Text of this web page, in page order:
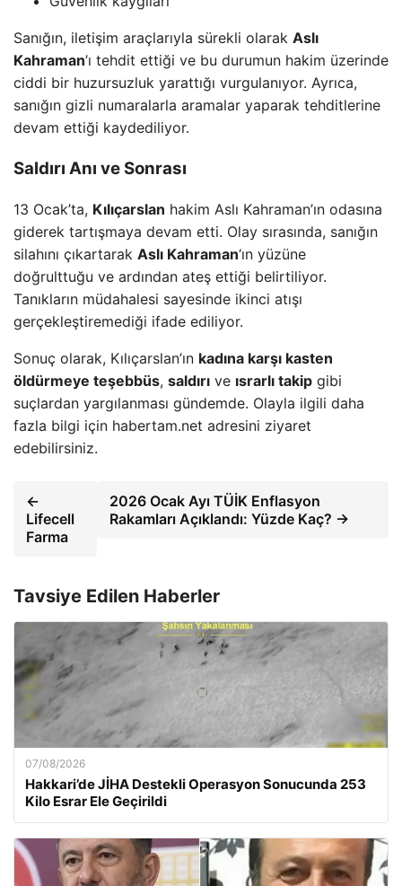
Sanığın, iletişim araçlarıyla sürekli olarak Aslı
Kahraman’ı tehdit ettiği ve bu durumun hakim üzerinde
ciddi bir huzursuzluk yarattığı vurgulanıyor. Ayrıca,
sanığın gizli numaralarla aramalar yaparak tehditlerine
devam ettiği kaydediliyor.
Saldırı Anı ve Sonrası
13 Ocak’ta, Kılıçarslan hakim Aslı Kahraman’ın odasına
giderek tartışmaya devam etti. Olay sırasında, sanığın
silahını çıkartarak Aslı Kahraman‘ın yüzüne
doğrulttuğu ve ardından ateş ettiği belirtiliyor.
Tanıkların müdahalesi sayesinde ikinci atışı
gerçekleştiremediği ifade ediliyor.
Sonuç olarak, Kılıçarslan’ın kadına karşı kasten
öldürmeye teşebbüs, saldırı ve ısrarlı takip gibi
suçlardan yargılanması gündemde. Olayla ilgili daha
fazla bilgi için habertam.net adresini ziyaret
edebilirsiniz.
←
Lifecell
Farma
2026 Ocak Ayı TÜİK Enflasyon
Rakamları Açıklandı: Yüzde Kaç? →
Tavsiye Edilen Haberler
07/08/2026
Hakkari’de JİHA Destekli Operasyon Sonucunda 253
Kilo Esrar Ele Geçirildi